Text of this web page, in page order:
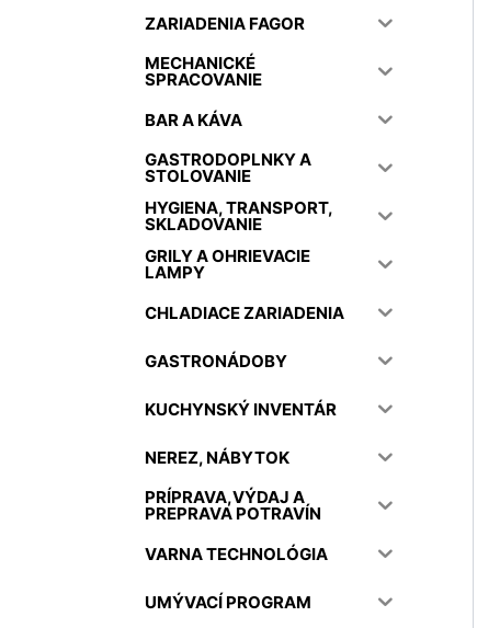
ZARIADENIA FAGOR
MECHANICKÉ
SPRACOVANIE
BAR A KÁVA
GASTRODOPLNKY A
STOLOVANIE
HYGIENA, TRANSPORT,
SKLADOVANIE
GRILY A OHRIEVACIE
LAMPY
CHLADIACE ZARIADENIA
GASTRONÁDOBY
KUCHYNSKÝ INVENTÁR
NEREZ, NÁBYTOK
PRÍPRAVA,VÝDAJ A
PREPRAVA POTRAVÍN
VARNA TECHNOLÓGIA
UMÝVACÍ PROGRAM